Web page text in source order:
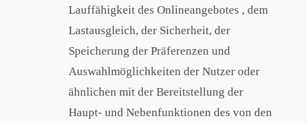
Lauffähigkeit des Onlineangebotes , dem
Lastausgleich, der Sicherheit, der
Speicherung der Präferenzen und
Auswahlmöglichkeiten der Nutzer oder
ähnlichen mit der Bereitstellung der
Haupt- und Nebenfunktionen des von den